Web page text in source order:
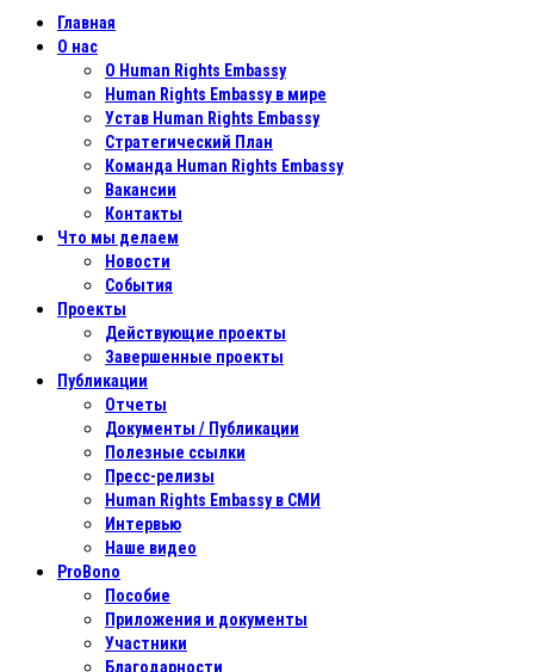
Главная
О нас
О Human Rights Embassy
Human Rights Embassy в мире
Устав Human Rights Embassy
Стратегический План
Команда Human Rights Embassy
Вакансии
Контакты
Что мы делаем
Новости
События
Проекты
Действующие проекты
Завершенные проекты
Публикации
Отчеты
Документы / Публикации
Полезные ссылки
Пресс-релизы
Human Rights Embassy в СМИ
Интервью
Наше видео
ProBono
Пособие
Приложения и документы
Участники
Благодарности